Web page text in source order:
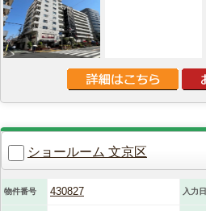
ショールーム 文京区
物件番号 430827 入力日